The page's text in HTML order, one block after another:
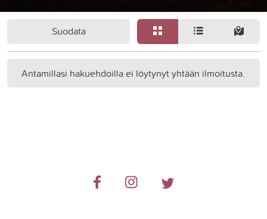
Suodata
Antamillasi hakuehdoilla ei löytynyt yhtään ilmoitusta.